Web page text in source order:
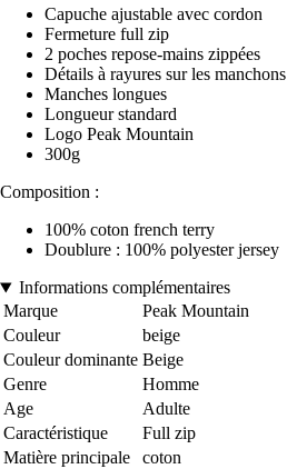
Capuche ajustable avec cordon
Fermeture full zip
2 poches repose-mains zippées
Détails à rayures sur les manchons
Manches longues
Longueur standard
Logo Peak Mountain
300g
Composition :
100% coton french terry
Doublure : 100% polyester jersey
Informations complémentaires
Marque
Peak Mountain
Couleur
beige
Couleur dominante Beige
Genre
Homme
Age
Adulte
Caractéristique
Full zip
Matière principale
coton